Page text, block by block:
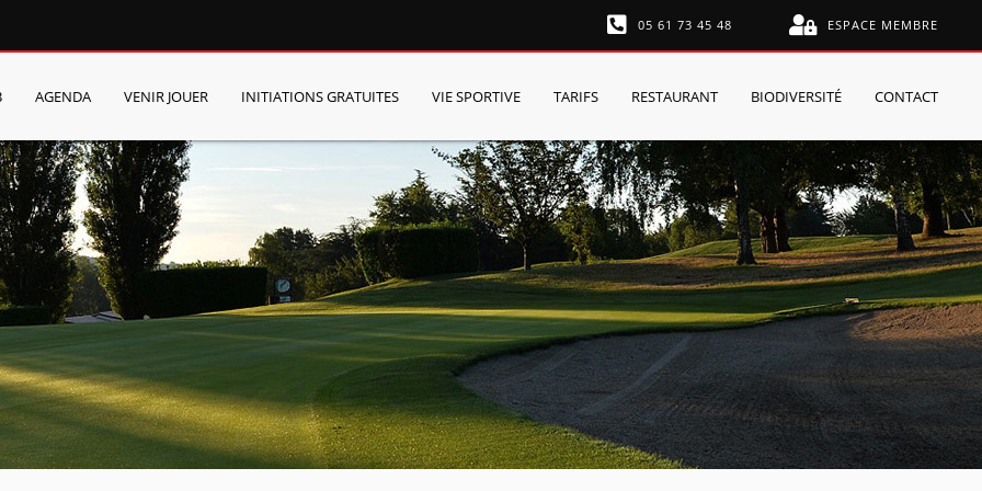
05 61 73 45 48 ESPACE MEMBRE
AGENDA VENIR JOUER INITIATIONS GRATUITES VIE SPORTIVE TARIFS RESTAURANT BIODIVERSITÉ CONTACT